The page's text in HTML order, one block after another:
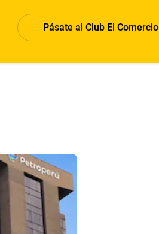
Pásate al Club El Comercio